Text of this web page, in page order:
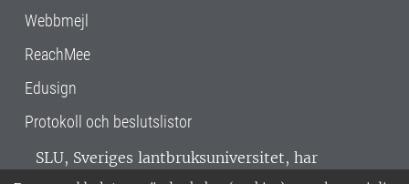
Webbmejl
ReachMee
Edusign
Protokoll och beslutslistor
SLU, Sveriges lantbruksuniversitet, har
verksamhet över hela Sverige. Huvudorter är